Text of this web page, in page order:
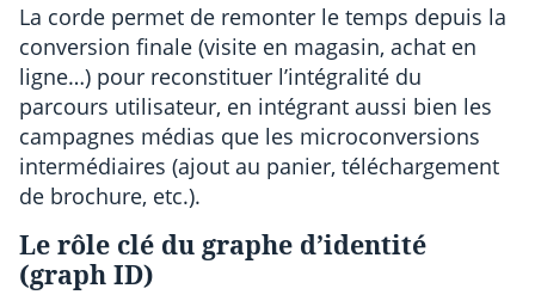
La corde permet de remonter le temps depuis la
conversion finale (visite en magasin, achat en
ligne…) pour reconstituer l’intégralité du
parcours utilisateur, en intégrant aussi bien les
campagnes médias que les microconversions
intermédiaires (ajout au panier, téléchargement
de brochure, etc.).
Le rôle clé du graphe d’identité
(graph ID)